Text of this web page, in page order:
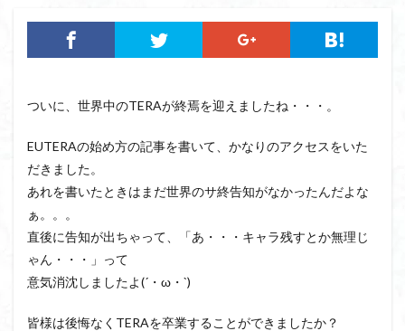
ついに、世界中のTERAが終焉を迎えましたね・・・。
EUTERAの始め方の記事を書いて、かなりのアクセスをいた
だきました。
あれを書いたときはまだ世界のサ終告知がなかったんだよな
ぁ。。。
直後に告知が出ちゃって、「あ・・・キャラ残すとか無理じ
ゃん・・・」って
意気消沈しましたよ(´・ω・`)
皆様は後悔なくTERAを卒業することができましたか？